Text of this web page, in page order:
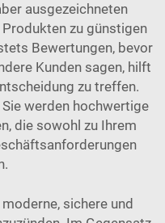
ausgezeichneten
zu günstigen
Bewertungen, bevor
Kunden sagen, hilft
zu treffen.
werden hochwertige
die sowohl zu Ihrem
sichere und